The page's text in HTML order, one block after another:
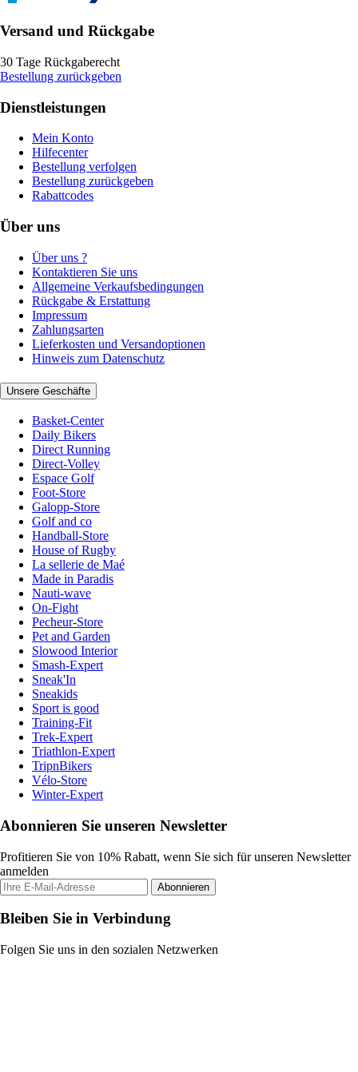
Versand und Rückgabe
30 Tage Rückgaberecht
Bestellung zurückgeben
Dienstleistungen
Mein Konto
Hilfecenter
Bestellung verfolgen
Bestellung zurückgeben
Rabattcodes
Über uns
Über uns ?
Kontaktieren Sie uns
Allgemeine Verkaufsbedingungen
Rückgabe & Erstattung
Impressum
Zahlungsarten
Lieferkosten und Versandoptionen
Hinweis zum Datenschutz
Unsere Geschäfte
Basket-Center
Daily Bikers
Direct Running
Direct-Volley
Espace Golf
Foot-Store
Galopp-Store
Golf and co
Handball-Store
House of Rugby
La sellerie de Maé
Made in Paradis
Nauti-wave
On-Fight
Pecheur-Store
Pet and Garden
Slowood Interior
Smash-Expert
Sneak'In
Sneakids
Sport is good
Training-Fit
Trek-Expert
Triathlon-Expert
TripnBikers
Vélo-Store
Winter-Expert
Abonnieren Sie unseren Newsletter
Profitieren Sie von 10% Rabatt, wenn Sie sich für unseren Newsletter
anmelden
Abonnieren
Bleiben Sie in Verbindung
Folgen Sie uns in den sozialen Netzwerken